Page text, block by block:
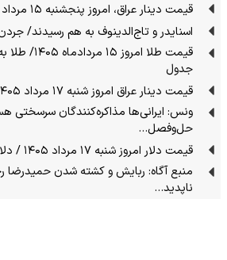
قیمت دینار عراق، امروز پنجشنبه ۱۵ مرداد ۱۴۰۵
اسنایدر و تاج‌الدینوف به هم رسیدند/
قیمت طلا
جدول
قیمت دینار عراق امروز شنبه ۱۷ مرداد ۱۴۰۵
ونس: ایرانی‌ها مذاکره‌کنندگان سرسختی
حل‌وفصل…
قیمت دلار امروز شنبه ۱۷ مرداد ۱۴۰۵ / دلار در بازار آزاد چند شد؟
منبع آگاه: ربایش و کشته شدن حمیدرضا
ناپدید…